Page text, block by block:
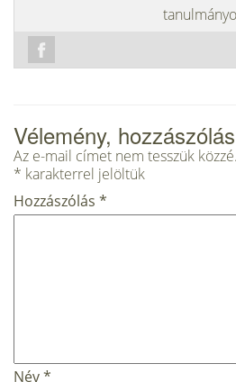
Vélemény,
Az e-mail címet nem tesszük közzé.
* karakterrel jelöltük
Hozzászólás *
Név*